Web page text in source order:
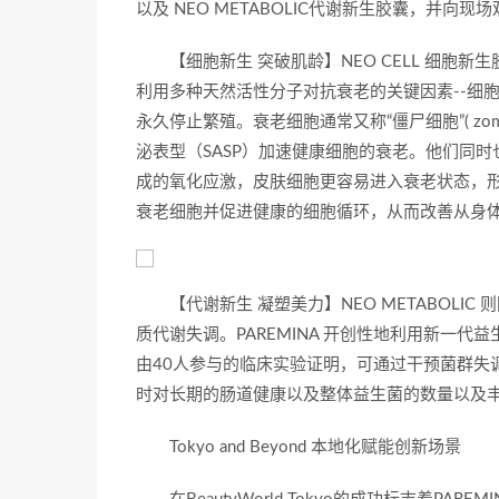
以及 NEO METABOLIC代谢新生胶囊，并向现
【细胞新生 突破肌龄】NEO CELL 细胞新
利用多种天然活性分子对抗衰老的关键因素--细
永久停止繁殖。衰老细胞通常又称“僵尸细胞”(
泌表型（SASP）加速健康细胞的衰老。他们同
成的氧化应激，皮肤细胞更容易进入衰老状态，
衰老细胞并促进健康的细胞循环，从而改善从身
【代谢新生 凝塑美力】NEO METABOLIC
质代谢失调。PAREMINA 开创性地利用新一代
由40人参与的临床实验证明，可通过干预菌群
时对长期的肠道健康以及整体益生菌的数量以及
Tokyo and Beyond 本地化赋能创新场景